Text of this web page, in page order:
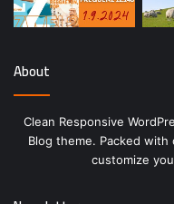
About
Clean Responsive
Blog theme. Packed
customize